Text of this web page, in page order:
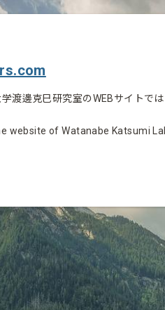
渡邊克巳研究室のWEBサイトで
website of Watanabe Katsumi